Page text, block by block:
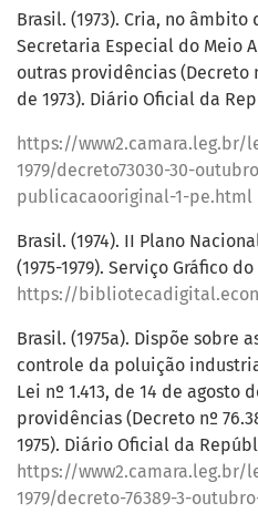
Brasil. (1973). Cria, no
Secretaria Especial do Meio
outras providências (Decreto
de 1973). Diário Oficial da
https://
1979/decreto73030-30-
publicacaooriginal-1-pe.html
Brasil. (1974). II Plano
(1975-1979). Serviço Gráfico do
https://
Brasil. (1975a). Dispõe sobre
controle da poluição
Lei nº 1.413, de 14 de agosto
providências (Decreto nº
1975). Diário Oficial da
https://
1979/decreto-76389-3-